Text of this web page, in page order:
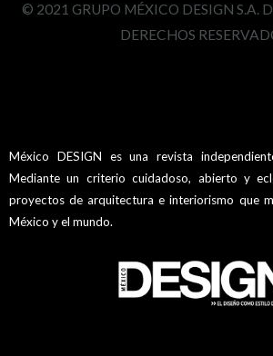
© 2021 GRUPO MÉXICO DESIGN S.A.
DERECHOS
México DESIGN es una revista
Mediante un criterio cuidadoso, abierto y
proyectos de arquitectura e interiorismo que
México y el mundo.